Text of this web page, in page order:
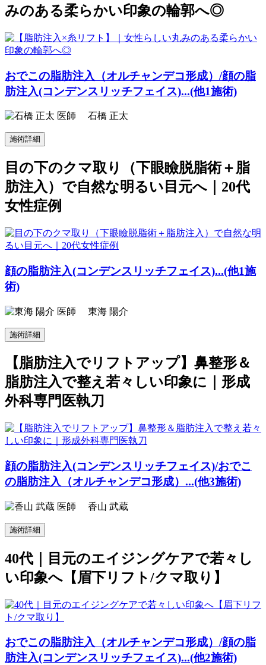
みのある柔らかい印象の輪郭へ◎
おでこの脂肪注入（オルチャンデコ形成） /顔の脂
肪注入(コンデンスリッチフェイス)...(他1施術)
石橋 正太
施術詳細
目の下のクマ取り（下眼瞼脱脂術＋脂
肪注入）で自然な明るい目元へ｜20代
女性症例
顔の脂肪注入(コンデンスリッチフェイス)...(他1施
術)
東海 陽介
施術詳細
【脂肪注入でリフトアップ】鼻整形＆
脂肪注入で整え若々しい印象に｜形成
外科専門医執刀
顔の脂肪注入(コンデンスリッチフェイス)/おでこ
の脂肪注入（オルチャンデコ形成）...(他3施術)
香山 武蔵
施術詳細
40代｜目元のエイジングケアで若々し
い印象へ【眉下リフト/クマ取り】
おでこの脂肪注入（オルチャンデコ形成） /顔の脂
肪注入(コンデンスリッチフェイス)...(他2施術)